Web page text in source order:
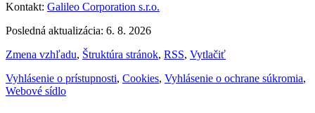
Kontakt: Galileo Corporation s.r.o.
Posledná aktualizácia: 6. 8. 2026
Zmena vzhľadu, Štruktúra stránok, RSS, Vytlačiť
Vyhlásenie o prístupnosti, Cookies, Vyhlásenie o ochrane súkromia,
Webové sídlo